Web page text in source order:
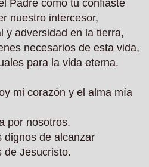
Padre como tú confiaste
nuestro intercesor,
y adversidad en la tierra,
necesarios de esta vida,
para la vida eterna.
mi corazón y el alma mía
por nosotros.
dignos de alcanzar
de Jesucristo.